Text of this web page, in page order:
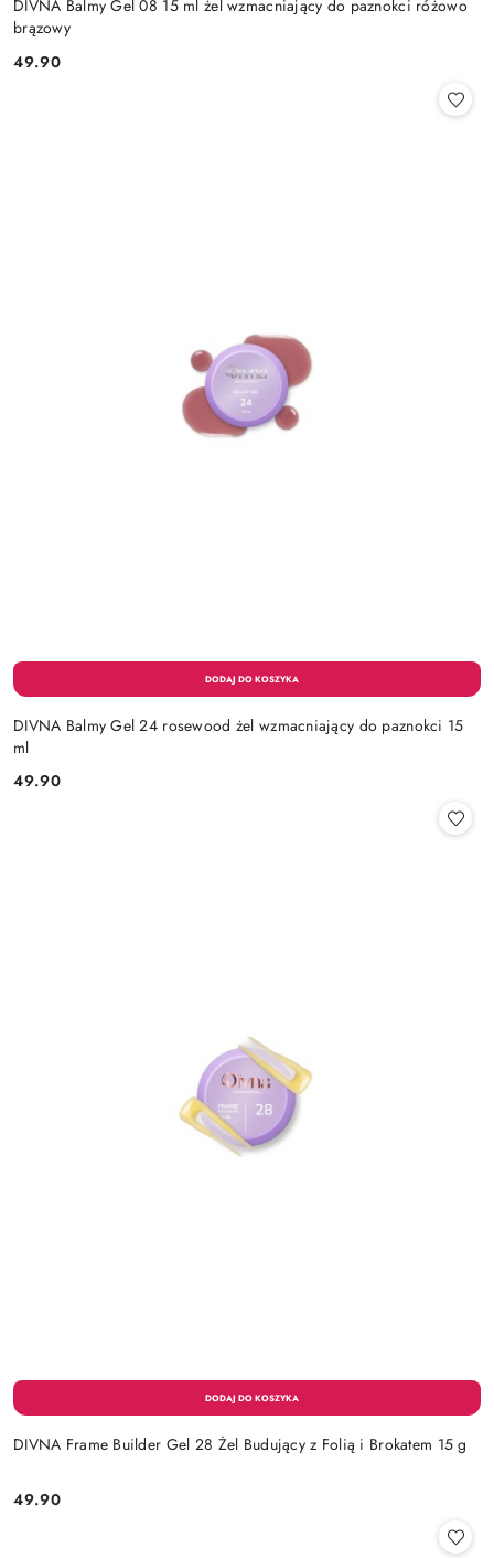
DIVNA Balmy Gel 08 15 ml żel wzmacniający do paznokci różowo
brązowy
Cena:
49.90
DIVNA Balmy Gel 24 rosewood żel wzmacniający do paznokci 15
ml
Cena:
49.90
DIVNA Frame Builder Gel 28 Żel Budujący z Folią i Brokatem 15 g
Cena:
49.90